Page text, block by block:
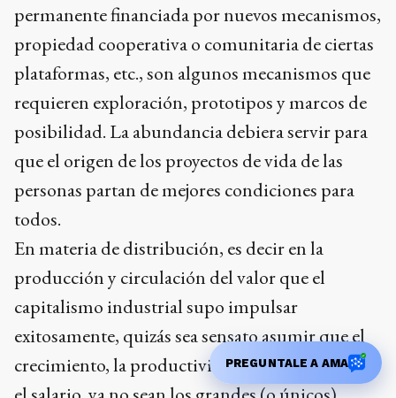
permanente financiada por nuevos mecanismos,
propiedad cooperativa o comunitaria de ciertas
plataformas, etc., son algunos mecanismos que
requieren exploración, prototipos y marcos de
posibilidad. La abundancia debiera servir para
que el origen de los proyectos de vida de las
personas partan de mejores condiciones para
todos.
En materia de distribución, es decir en la
producción y circulación del valor que el
capitalismo industrial supo impulsar
exitosamente, quizás sea sensato asumir que el
crecimiento, la productividad, la rentabilidad y
PREGUNTALE A AMA